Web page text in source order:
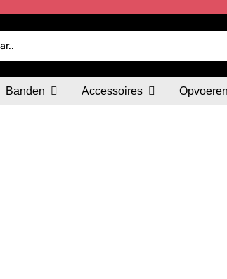
Banden Accessoires Opvoeren